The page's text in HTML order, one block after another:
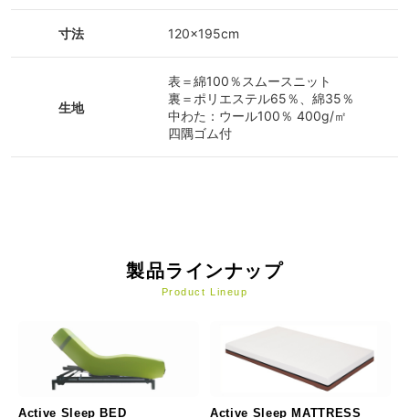
寸法 120×195cm
生地
表＝綿100％スムースニット
裏＝ポリエステル65％、綿35％
中わた：ウール100％ 400g/㎡
四隅ゴム付
製品ラインナップ
Product Lineup
Active Sleep BED Active Sleep MATTRESS